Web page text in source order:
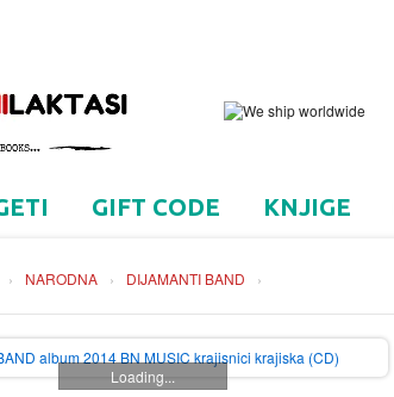
GIFT CODE KNJIGE
› NARODNA › DIJAMANTI BAND ›
Loading...